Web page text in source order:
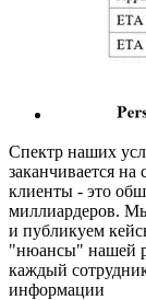
Спектр наших
заканчивается
клиенты - это
миллиардеров.
и публикуем
"нюансы" нашей
каждый
информации